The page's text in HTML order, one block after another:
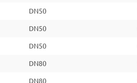
DN50
DN50
DN50
DN80
DN80